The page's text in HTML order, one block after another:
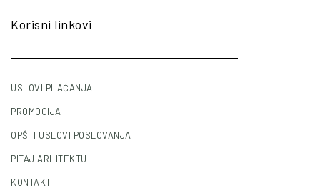
Korisni linkovi
USLOVI PLAĆANJA
PROMOCIJA
OPŠTI USLOVI POSLOVANJA
PITAJ ARHITEKTU
KONTAKT